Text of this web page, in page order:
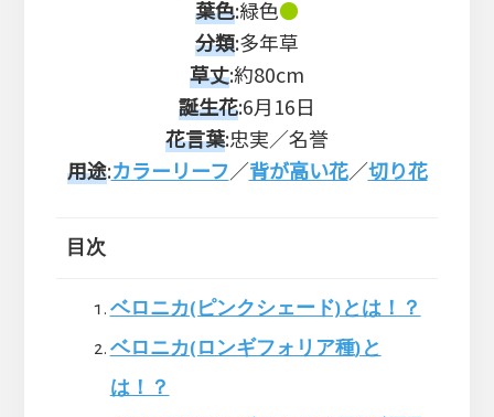
葉色:緑色●
分類:多年草
草丈:約80cm
誕生花:6月16日
花言葉:忠実／名誉
用途:カラーリーフ／背が高い花／切り花
目次
ベロニカ(ピンクシェード)とは！？
ベロニカ(ロンギフォリア種)と
は！？